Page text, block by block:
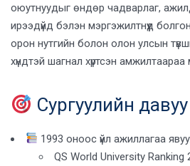
оюутнуудыг өндөр чадварлаг,
ирээдүйд бэлэн мэргэжилтнүүд
орон нутгийн болон олон улсын
хүндтэй шагнал хүртсэн
Сургуулийн
1993 оноос үйл ажиллагаа
QS World University